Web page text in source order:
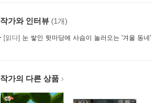
작가와 인터뷰 (1개)
[읽다] 눈 쌓인 뒷마당에 사슴이 놀러오는 '겨울 동
작가의 다른 상품